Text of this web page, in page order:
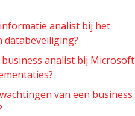
analist bij het
databeveiliging?
analist bij Microsoft
van een business